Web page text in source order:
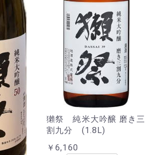
獺祭 純米大吟醸 磨き三
割九分 (1.8L)
￥6,160